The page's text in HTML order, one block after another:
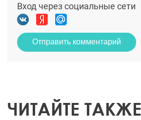
Вход через социальные сети
Отправить комментарий
ЧИТАЙТЕ ТАКЖЕ